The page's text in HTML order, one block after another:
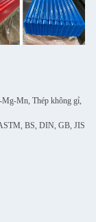
Mn, Thép không gỉ,
BS, DIN, GB, JIS